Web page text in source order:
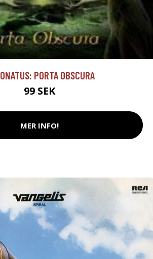
PORTA OBSCURA
99 SEK
MER INFO!